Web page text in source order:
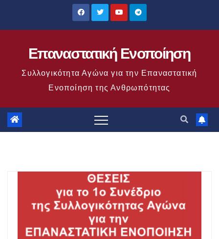
Επαναστατική Ενοποίηση
Συλλογικότητα Αγώνα για την Επαναστατική
Ενοποίηση της Ανθρωπότητας